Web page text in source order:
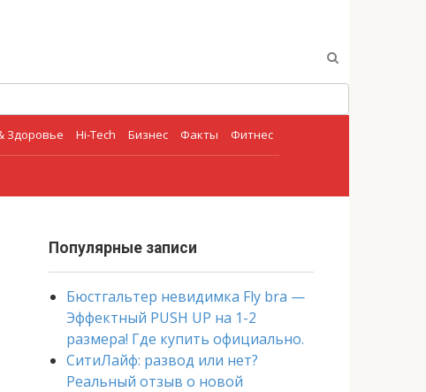
Здоровье Hi-Tech Бизнес Факты Фитнес
Популярные записи
Бюстгальтер невидимка Fly bra —
Эффектный PUSH UP на 1-2
размера! Где купить официально.
СитиЛайф: развод или нет?
Реальный отзыв о новой